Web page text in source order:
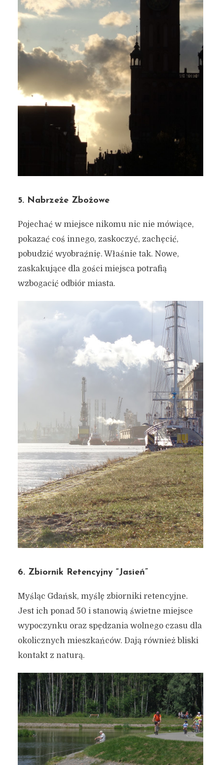
Miejskie inspiracje #78 –
fragmenty obrazu całego
Gdańska
8 grudnia 2019
5. Nabrzeże Zbożowe
Pojechać w miejsce nikomu nic nie mówiące,
pokazać coś innego, zaskoczyć, zachęcić,
pobudzić wyobraźnię. Właśnie tak. Nowe,
zaskakujące dla gości miejsca potrafią
wzbogacić odbiór miasta.
6. Zbiornik Retencyjny “Jasień”
Myśląc Gdańsk, myślę zbiorniki retencyjne.
Jest ich ponad 50 i stanowią świetne miejsce
wypoczynku oraz spędzania wolnego czasu dla
okolicznych mieszkańców. Dają również bliski
kontakt z naturą.